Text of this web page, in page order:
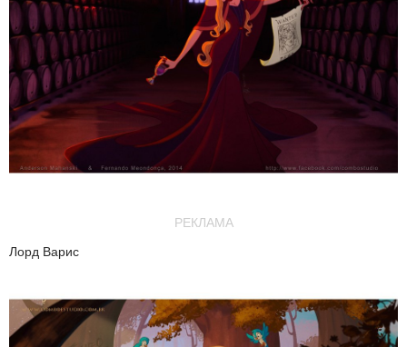
РЕКЛАМА
Лорд Варис